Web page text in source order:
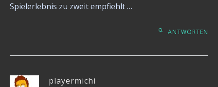
Spielerlebnis zu zweit empfiehlt …
ANTWORTEN
playermichi